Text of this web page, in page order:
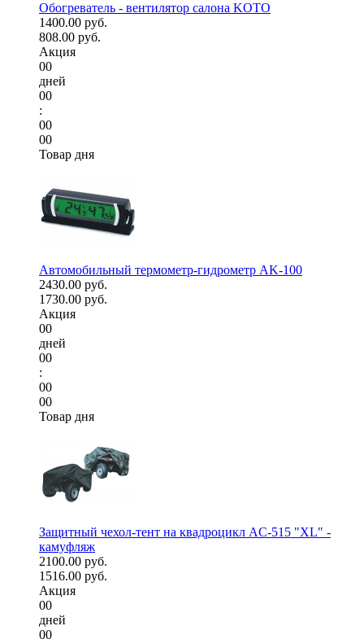
Обогреватель - вентилятор салона KOTO
1400.00 руб.
808.00 руб.
Акция
00
дней
00
:
00
00
Товар дня
Автомобильный термометр-гидрометр AK-100
2430.00 руб.
1730.00 руб.
Акция
00
дней
00
:
00
00
Товар дня
Защитный чехол-тент на квадроцикл AC-515 "XL" -
камуфляж
2100.00 руб.
1516.00 руб.
Акция
00
дней
00